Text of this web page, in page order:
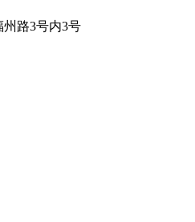
路3号内3号